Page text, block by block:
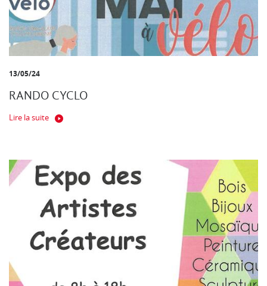
13/05/24
RANDO CYCLO
Lire la suite